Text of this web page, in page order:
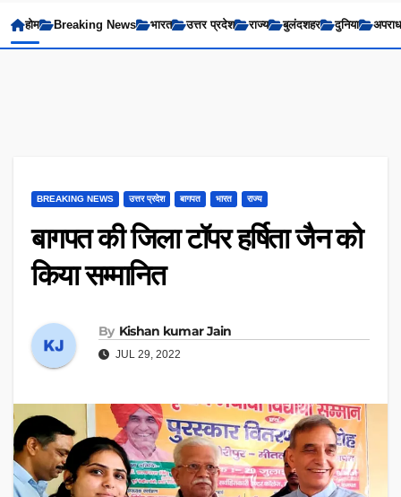
होम Breaking News भारत उत्तर प्रदेश राज्य बुलंदशहर दुनिया अपराध
BREAKING NEWS उत्तर प्रदेश बागपत भारत राज्य
बागपत की जिला टॉपर हर्षिता जैन को
किया सम्मानित
By Kishan kumar Jain
JUL 29, 2022